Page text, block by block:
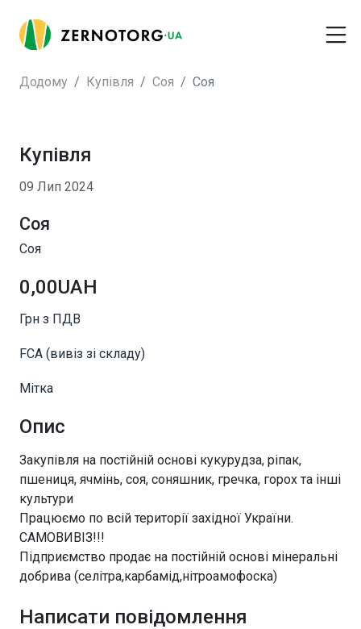
Додому Купівля Соя Соя
Купівля
09 Лип 2024
Соя
Соя
0,00UAH
Грн з ПДВ
FCA (вивіз зі складу)
Мітка
Опис
Закупівля на постійній основі кукурудза, ріпак,
пшениця, ячмінь, соя, соняшник, гречка, горох та інші
культури
Працюємо по всій території західної України.
САМОВИВІЗ!!!
Підприємство продає на постійній основі мінеральні
добрива (селітра,карбамід,нітроамофоска)
Написати повідомлення